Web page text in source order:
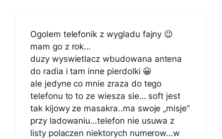
Ogolem telefonik z wygladu fajny 😉
mam go z rok…
duzy wyswietlacz wbudowana antena
do radia i tam inne pierdolki 😀
ale jedyne co mnie zraza do tego
telefonu to to ze wiesza sie… soft jest
tak kijowy ze masakra..ma swoje „misje”
przy ladowaniu…telefon nie usuwa z
listy polaczen niektorych numerow…w